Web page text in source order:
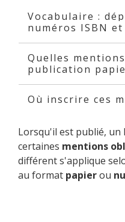
Vocabulaire :
numéros ISBN et
Quelles
publication
Où inscrire ces
Lorsqu'il est publié,
certaines mentions
différent s'applique
au format papierou